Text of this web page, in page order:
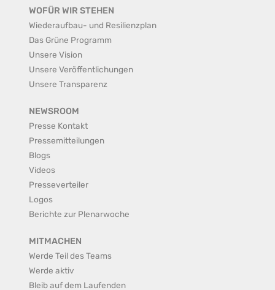
WOFÜR WIR STEHEN
Wiederaufbau- und Resilienzplan
Das Grüne Programm
Unsere Vision
Unsere Veröffentlichungen
Unsere Transparenz
NEWSROOM
Presse Kontakt
Pressemitteilungen
Blogs
Videos
Presseverteiler
Logos
Berichte zur Plenarwoche
MITMACHEN
Werde Teil des Teams
Werde aktiv
Bleib auf dem Laufenden